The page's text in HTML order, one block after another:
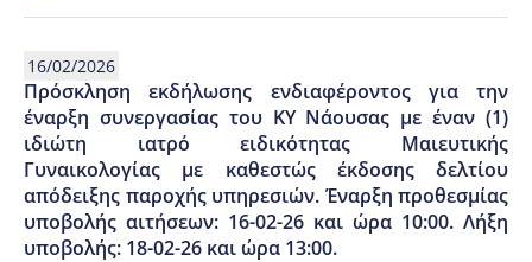
16/02/2026
Πρόσκληση εκδήλωσης ενδιαφέροντος για την
έναρξη συνεργασίας του ΚΥ Νάουσας με έναν (1)
ιδιώτη ιατρό ειδικότητας Μαιευτικής
Γυναικολογίας με καθεστώς έκδοσης δελτίου
απόδειξης παροχής υπηρεσιών. Έναρξη προθεσμίας
υποβολής αιτήσεων: 16-02-26 και ώρα 10:00. Λήξη
υποβολής: 18-02-26 και ώρα 13:00.